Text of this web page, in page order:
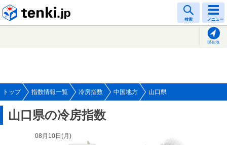
検索 メニュー
現在地
トップ 指数情報一覧 冷房指数 中国地方 山口県
山口県の冷房指数
08月10日(月 )